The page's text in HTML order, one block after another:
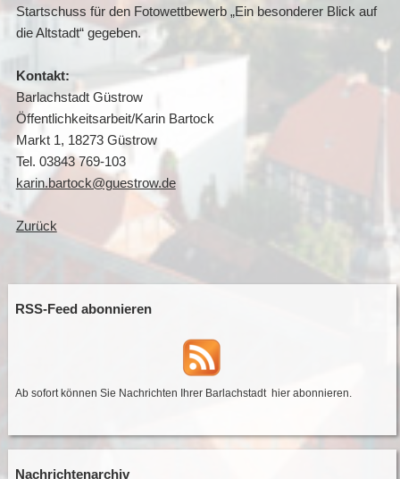
Startschuss für den Fotowettbewerb „Ein besonderer Blick auf
die Altstadt“ gegeben.
Kontakt:
Barlachstadt Güstrow
Öffentlichkeitsarbeit/Karin Bartock
Markt 1, 18273 Güstrow
Tel. 03843 769-103
karin.bartock@guestrow.de
Zurück
RSS-Feed abonnieren
Ab sofort können Sie Nachrichten Ihrer Barlachstadt hier abonnieren.
Nachrichtenarchiv